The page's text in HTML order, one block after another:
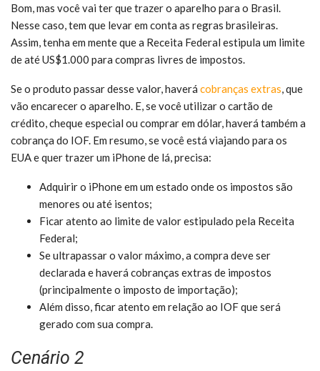
Bom, mas você vai ter que trazer o aparelho para o Brasil.
Nesse caso, tem que levar em conta as regras brasileiras.
Assim, tenha em mente que a Receita Federal estipula um limite
de até US$1.000 para compras livres de impostos.
Se o produto passar desse valor, haverá cobranças extras, que
vão encarecer o aparelho. E, se você utilizar o cartão de
crédito, cheque especial ou comprar em dólar, haverá também a
cobrança do IOF. Em resumo, se você está viajando para os
EUA e quer trazer um iPhone de lá, precisa:
Adquirir o iPhone em um estado onde os impostos são
menores ou até isentos;
Ficar atento ao limite de valor estipulado pela Receita
Federal;
Se ultrapassar o valor máximo, a compra deve ser
declarada e haverá cobranças extras de impostos
(principalmente o imposto de importação);
Além disso, ficar atento em relação ao IOF que será
gerado com sua compra.
Cenário 2